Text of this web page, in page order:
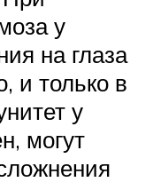
у
на глаза
и только в
у
могут